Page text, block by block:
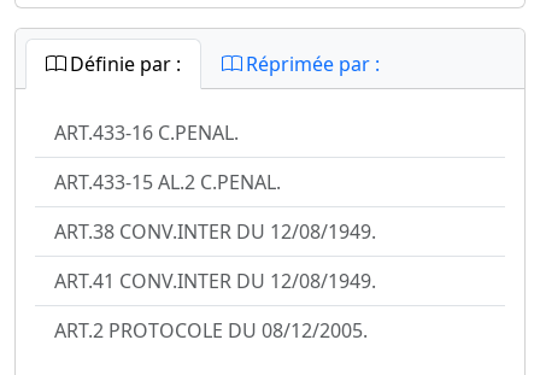
Définie par : Réprimée par :
ART.433-16 C.PENAL.
ART.433-15 AL.2 C.PENAL.
ART.38 CONV.INTER DU 12/08/1949.
ART.41 CONV.INTER DU 12/08/1949.
ART.2 PROTOCOLE DU 08/12/2005.